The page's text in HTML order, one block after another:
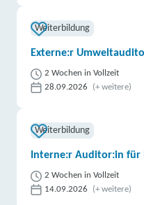
Weiterbildung
Externe:r
2 Wochen in Vollzeit
28.09.2026
(+ weitere)
Weiterbildung
Interne:r Auditor:in für
2 Wochen in Vollzeit
14.09.2026
(+ weitere)